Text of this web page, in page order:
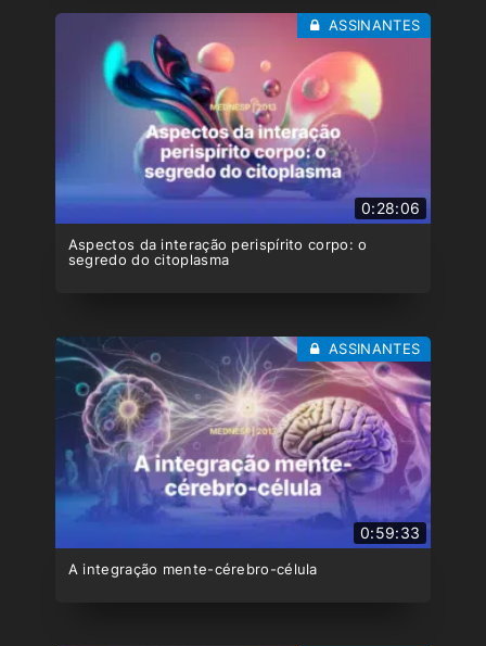
0:28:06
Aspectos da interação perispírito corpo: o
segredo do citoplasma
ASSINANTES
0:59:33
A integração mente-cérebro-célula
ASSINANTES